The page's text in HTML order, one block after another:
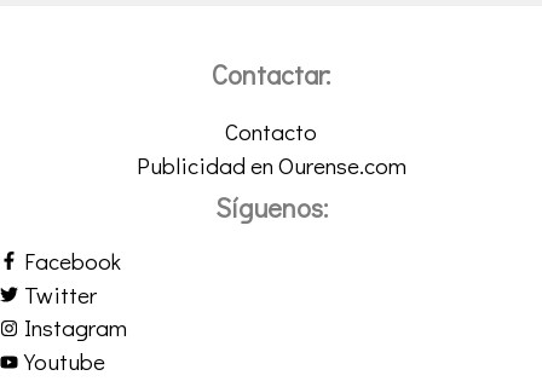
Contactar:
Contacto
Publicidad en Ourense.com
Síguenos:
Facebook
Twitter
Instagram
Youtube